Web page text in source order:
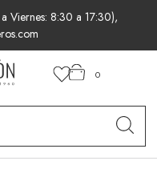
Viernes: 8:30 a 17:30),
0